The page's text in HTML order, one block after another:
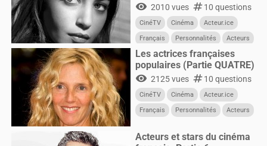
visibility 2010 vues numbers10 questions
CinéTV Cinéma
Acteur.ice
Français
Personnalités
Acteurs
Femmes
Les actrices françaises
populaires (Partie QUATRE)
visibility 2125 vues numbers10 questions
CinéTV Cinéma
Acteur.ice
Français
Personnalités
Acteurs
Acteurs et stars du cinéma